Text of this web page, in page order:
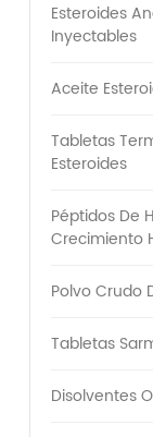
Esteroides
Inyectables
Aceite
Tabletas
Esteroides
Péptidos De
Crecimiento
Polvo Crudo
Tabletas
Disolventes